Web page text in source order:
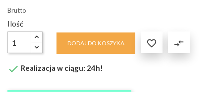
Brutto
Ilość
DODAJ DO KOSZYKA  compare_arrows
 Realizacja w ciągu: 24h!